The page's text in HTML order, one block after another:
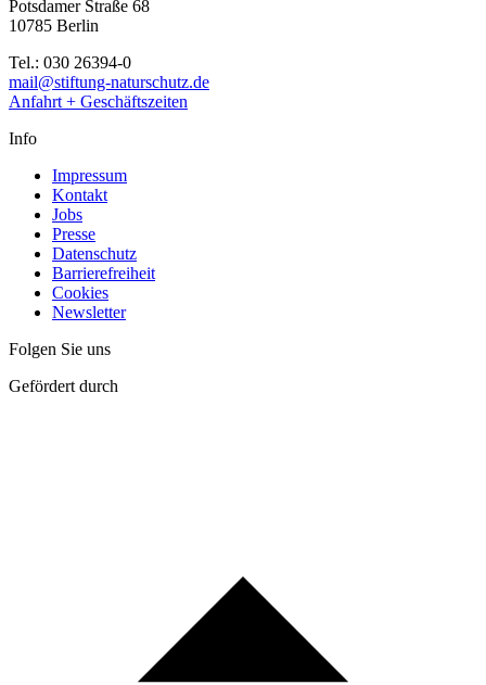
Potsdamer Straße 68
10785 Berlin
Tel.: 030 26394-0
mail@stiftung-naturschutz.de
Anfahrt + Geschäftszeiten
Info
Impressum
Kontakt
Jobs
Presse
Datenschutz
Barrierefreiheit
Cookies
Newsletter
Folgen Sie uns
Gefördert durch